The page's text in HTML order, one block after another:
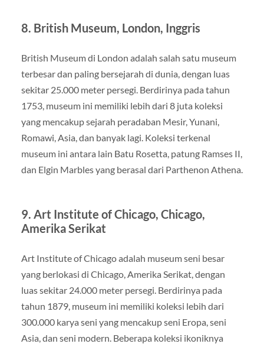
8. British Museum, London, Inggris
British Museum di London adalah salah satu museum
terbesar dan paling bersejarah di dunia, dengan luas
sekitar 25.000 meter persegi. Berdirinya pada tahun
1753, museum ini memiliki lebih dari 8 juta koleksi
yang mencakup sejarah peradaban Mesir, Yunani,
Romawi, Asia, dan banyak lagi. Koleksi terkenal
museum ini antara lain Batu Rosetta, patung Ramses II,
dan Elgin Marbles yang berasal dari Parthenon Athena.
9. Art Institute of Chicago, Chicago,
Amerika Serikat
Art Institute of Chicago adalah museum seni besar
yang berlokasi di Chicago, Amerika Serikat, dengan
luas sekitar 24.000 meter persegi. Berdirinya pada
tahun 1879, museum ini memiliki koleksi lebih dari
300.000 karya seni yang mencakup seni Eropa, seni
Asia, dan seni modern. Beberapa koleksi ikoniknya